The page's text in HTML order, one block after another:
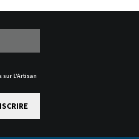
sur L'Artisan